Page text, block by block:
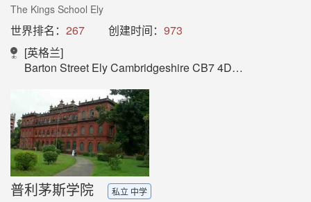
The Kings School Ely
世界排名： 267 创建时间： 973
[英格兰]
Barton Street Ely Cambridgeshire CB7 4DB England
普利茅斯学院 私立 中学